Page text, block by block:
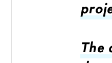
The